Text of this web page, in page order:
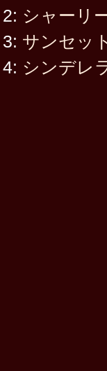
2: シャーリ
3: サンセッ
4: シンデレ